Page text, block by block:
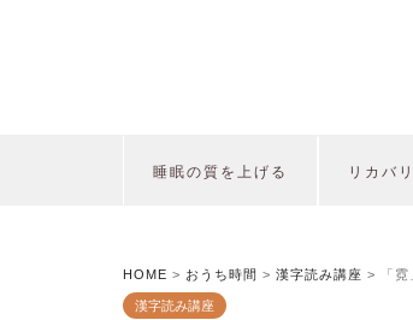
睡眠の質を上げる リカバ
HOME > おうち時間 > 漢字読み講座 > 「
漢字読み講座